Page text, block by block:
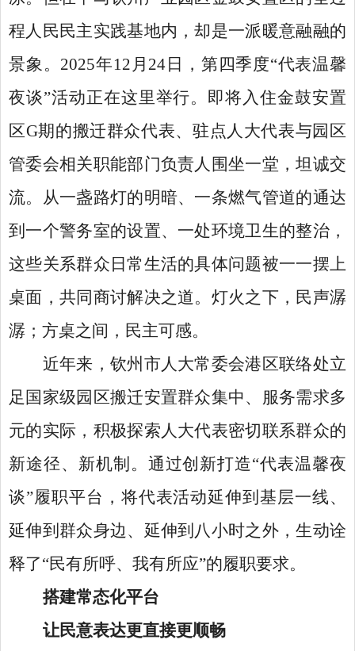
程人民民主实践基地内，却是一派暖意融融的
景象。 2025年12月24日，第四季度“代表温馨
夜谈”活动正在这里举行。即将入住金鼓安置
区G期的搬迁群众代表、驻点人大代表与园区
管委会相关职能部门负责人围坐一堂，坦诚交
流。从一盏路灯的明暗、一条燃气管道的通达
到一个警务室的设置、一处环境卫生的整治，
这些关系群众日常生活的具体问题被一一摆上
桌面，共同商讨解决之道。灯火之下，民声潺
潺；方桌之间，民主可感。
近年来，钦州市人大常委会港区联络处立
足国家级园区搬迁安置群众集中、服务需求多
元的实际，积极探索人大代表密切联系群众的
新途径、新机制。通过创新打造“代表温馨夜
谈”履职平台，将代表活动延伸到基层一线、
延伸到群众身边、延伸到八小时之外，生动诠
释了“民有所呼、我有所应”的履职要求。
搭建常态化平台
让民意表达更直接更顺畅